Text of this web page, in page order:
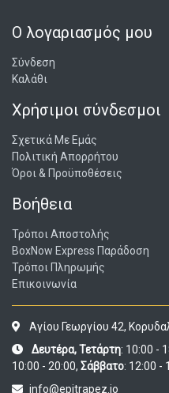
Ο λογαριασμός μου
Σύνδεση
Καλάθι
Χρήσιμοι σύνδεσμοι
Σχετικά Με Εμάς
Πολιτική Απορρήτου
Όροι & Προϋποθέσεις
Βοήθεια
Τρόποι Αποστολής
BoxNow Express Παράδοση
Τρόποι Πληρωμής
Επικοινωνία
Αγίου Γεωργίου 42,
Δευτέρα, Τετάρτη: 10:00 -
10:00 - 20:00, Σάββατο: 12:00 -
info@epitrapez.io